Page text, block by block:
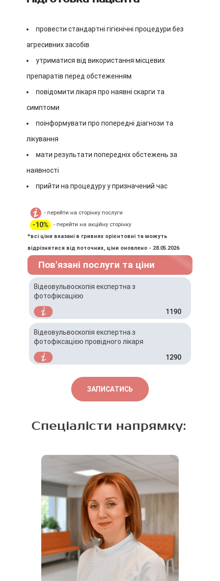
провести стандартні гігієнічні процедури без
агресивних засобів
утриматися від використання місцевих
препаратів перед обстеженням
повідомити лікаря про наявні скарги та
симптоми
поінформувати про попередні діагнози та
лікування
мати результати попередніх обстежень за
наявності
прийти на процедуру у призначений час
- перейти на сторінку послуги
-10%
- перейти на акційну сторінку
*всі ціни вказані в гривнях орієнтовні та можуть
відрізнятися від поточних, ціни оновлено - 28.05.2026
Пов'язані послуги та ціни
Відеовульвоскопія експертна з
фотофіксацією
1190
Відеовульвоскопія експертна з
фотофіксацією провідного лікаря
1290
ЗАПИСАТИСЬ
Спеціалісти напрямку: